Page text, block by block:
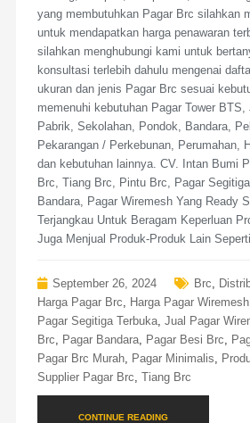
yang membutuhkan Pagar Brc silahkan
untuk mendapatkan harga penawaran
silahkan menghubungi kami untuk
konsultasi terlebih dahulu mengenai
ukuran dan jenis Pagar Brc sesuai
memenuhi kebutuhan Pagar Tower BTS,
Pabrik, Sekolahan, Pondok, Bandara,
Pekarangan / Perkebunan, Perumahan,
dan kebutuhan lainnya. CV. Intan Bumi
Brc, Tiang Brc, Pintu Brc, Pagar
Bandara, Pagar Wiremesh Yang Ready
Terjangkau Untuk Beragam Keperluan
Juga Menjual Produk-Produk Lain
September 26, 2024 Brc
Harga Pagar Brc
Harga Pagar Wiremesh,
Pagar Segitiga Terbuka, Jual Pagar
Brc
Pagar Bandara, Pagar Besi Brc
Pagar Brc Murah, Pagar Minimalis
Supplier Pagar Brc Tiang Brc
CONTINUE READING